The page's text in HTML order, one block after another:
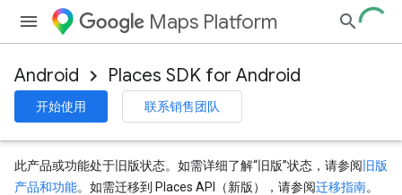
Maps Platform
Android Places SDK for Android
开始使用 联系销售团队
此产品或功能处于旧版状态。如需详细了解“旧版”状态，请参阅 旧版
产品和功能。如需迁移到 Places API（新版），请参阅迁移指南。